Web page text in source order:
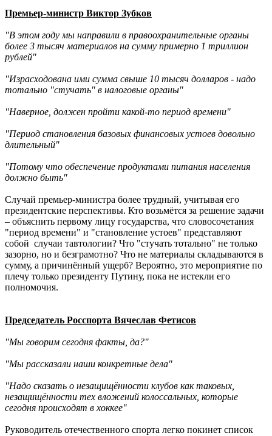
Премьер-министр Виктор Зубков
"В этом году мы направили в правоохранительные органы
более 3 тысяч материалов на сумму примерно 1 триллион
рублей"
"Израсходована ими сумма свыше 10 тысяч долларов - надо
тотально "стучать" в налоговые органы"
"Наверное, должен пройти какой-то период времени"
"Период становления базовых финансовых устоев довольно
длительный"
"Потому что обеспечение продуктами питания населения
должно быть"
Случай премьер-министра более трудный, учитывая его
президентские перспективы. Кто возьмётся за решение задачи
– объяснить первому лицу государства, что словосочетания
"период времени" и "становление устоев" представляют
собой случаи тавтологии? Что "стучать тотально" не только
зазорно, но и безграмотно? Что не материалы складываются в
сумму, а причинённый ущерб? Вероятно, это мероприятие по
плечу только президенту Путину, пока не истекли его
полномочия.
Председатель Росспорта Вячеслав Фетисов
"Мы говорим сегодня факты, да?"
"Мы рассказали наши конкретные дела"
"Надо сказать о незащищённости клубов как таковых,
незащищённости тех вложений колоссальных, которые
сегодня происходят в хоккее"
Руководитель отечественного спорта легко покинет список